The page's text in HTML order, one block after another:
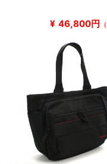
¥ 46,800円